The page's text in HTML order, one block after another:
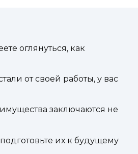
оглянуться, как
от своей работы, у вас
заключаются не
их к будущему